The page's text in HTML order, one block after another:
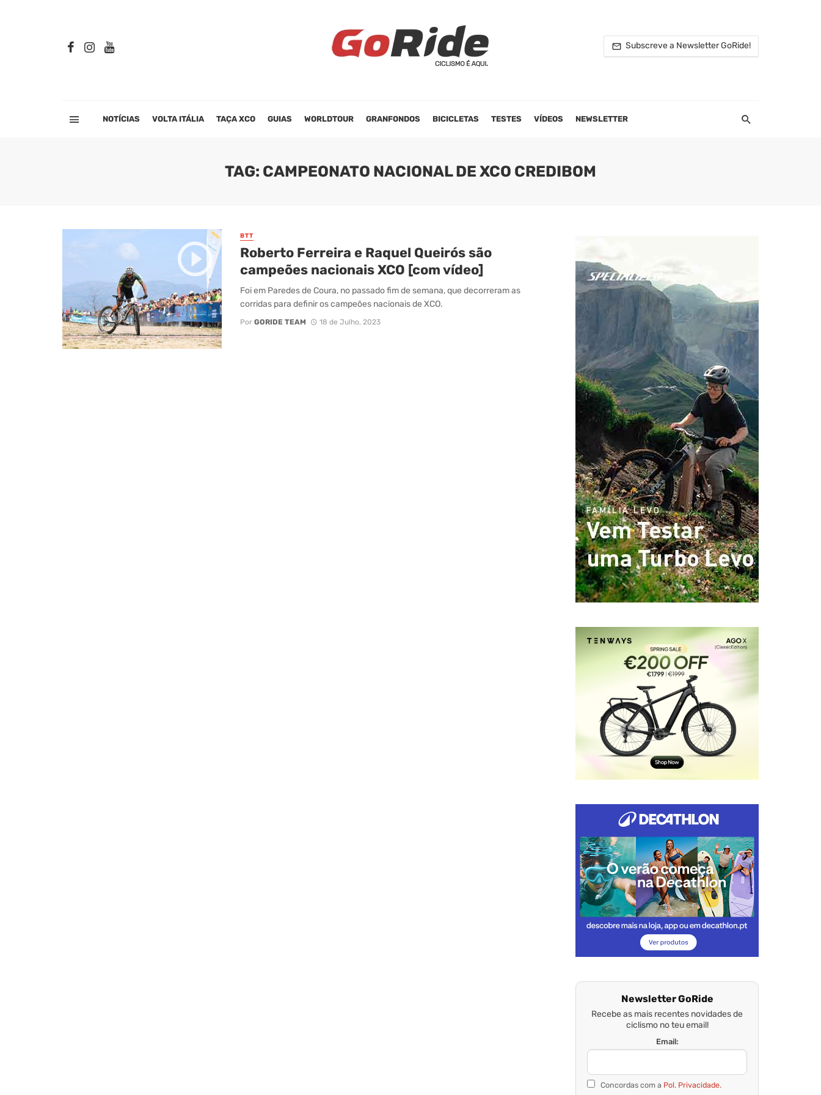
Subscreve a Newsletter GoRide!
NOTÍCIAS VOLTA ITÁLIA TAÇA XCO GUIAS WORLDTOUR GRANFONDOS BICICLETAS TESTES VÍDEOS NEWSLETTER
TAG: CAMPEONATO NACIONAL DE XCO CREDIBOM
BTT
Roberto Ferreira e Raquel Queirós são
campeões nacionais XCO [com vídeo]
Foi em Paredes de Coura, no passado fim de semana, que decorreram as
corridas para definir os campeões nacionais de XCO.
Por GORIDE TEAM 18 de Julho, 2023
Newsletter GoRide
Recebe as mais recentes novidades de
ciclismo no teu email!
Email:
Concordas com a Pol. Privacidade.